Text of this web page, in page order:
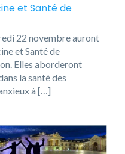
et Santé de
22 novembre auront
et Santé de
Elles aborderont
la santé des
à […]